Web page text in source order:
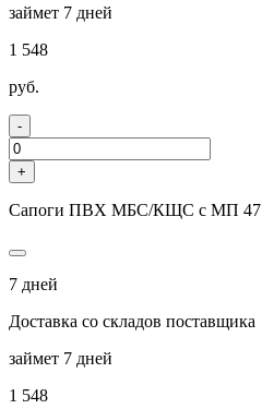
займет 7 дней
1 548
руб.
-
+
Сапоги ПВХ МБС/КЩС с МП 47
7 дней
Доставка со складов поставщика
займет 7 дней
1 548